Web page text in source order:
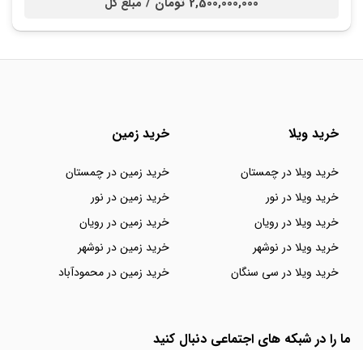
خرید ویلا
خرید ویلا در چمستان
خرید ویلا در نور
خرید ویلا در رویان
خرید ویلا در نوشهر
خرید ویلا در سی سنگان
خرید زمین
خرید زمین در چمستان
خرید زمین در نور
خرید زمین در رویان
خرید زمین در نوشهر
خرید زمین در محمودآباد
ما را در شبکه های اجتماعی دنبال کنید